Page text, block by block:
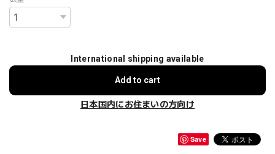
International shipping available
Add to cart
日本国内にお住まいの方向け
Save